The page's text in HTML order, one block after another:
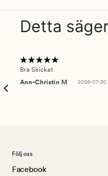
Detta
Bra Skickat
Ann-Christin M
2026-07-30
Följ oss
Facebook